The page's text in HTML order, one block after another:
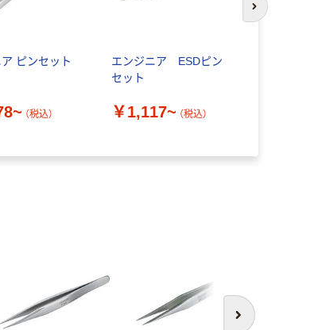
ピンセット
（税込）
エンジニア ESDピン
セット
￥1,117~ （税込）
次のスライド
次へ